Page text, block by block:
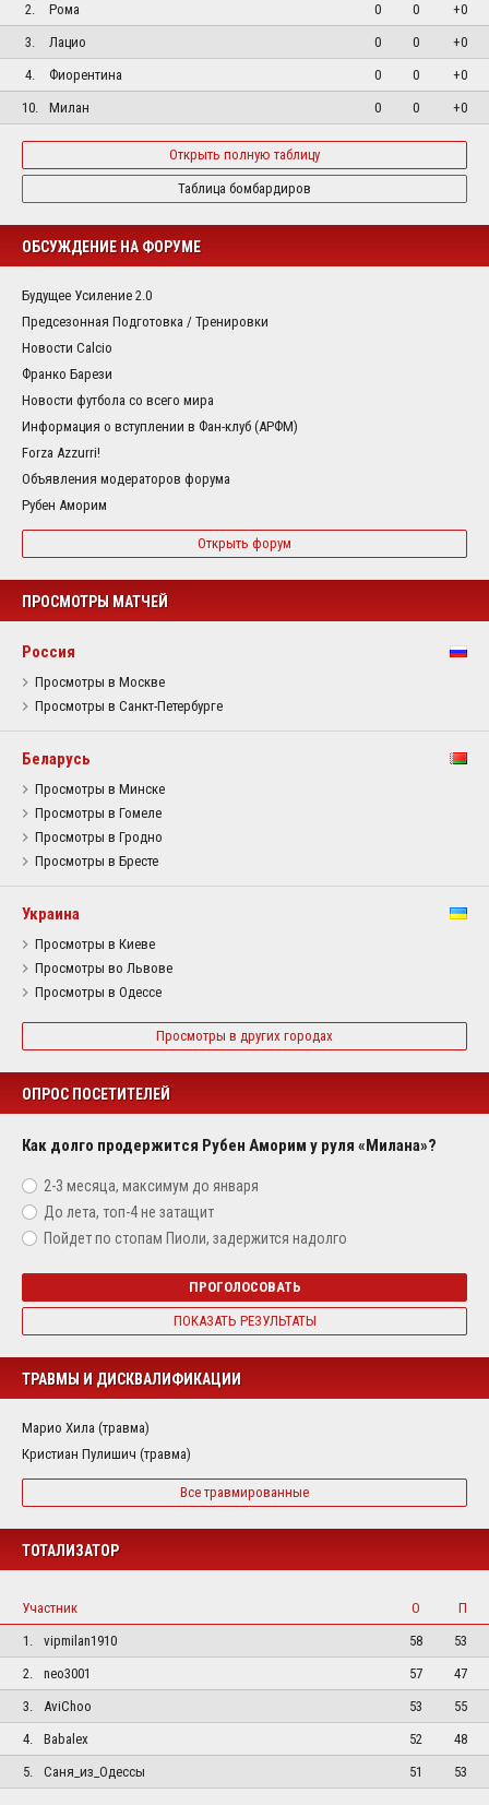
2.
Рома 0 0
+0
3.
Лацио 0 0
+0
4.
Фиорентина 0 0
+0
10.
Милан 0 0 +0
Открыть полную таблицу
Таблица бомбардиров
ОБСУЖДЕНИЕ НА ФОРУМЕ
Будущее Усиление 2.0
Предсезонная Подготовка / Тренировки
Новости Calcio
Франко Барези
Новости футбола со всего мира
Информация о вступлении в Фан-клуб (АРФМ)
Forza Azzurri!
Объявления модераторов форума
Рубен Аморим
Открыть форум
ПРОСМОТРЫ МАТЧЕЙ
Россия
Просмотры в Москве
Просмотры в Санкт-Петербурге
Беларусь
Просмотры в Минске
Просмотры в Гомеле
Просмотры в Гродно
Просмотры в Бресте
Украина
Просмотры в Киеве
Просмотры во Львове
Просмотры в Одессе
Просмотры в других городах
ОПРОС ПОСЕТИТЕЛЕЙ
Как долго продержится Рубен Аморим у руля «Милана»?
2-3 месяца, максимум до января
До лета, топ-4 не затащит
Пойдет по стопам Пиоли, задержится надолго
ПРОГОЛОСОВАТЬ
ПОКАЗАТЬ РЕЗУЛЬТАТЫ
ТРАВМЫ И ДИСКВАЛИФИКАЦИИ
Марио Хила (травма)
Кристиан Пулишич (травма)
Все травмированные
ТОТАЛИЗАТОР
Участник О
П
1.
vipmilan1910 58
53
2.
neo3001 57
47
3.
AviChoo 53
55
4.
Babalex 52
48
5.
Саня_из_Одессы 51 53